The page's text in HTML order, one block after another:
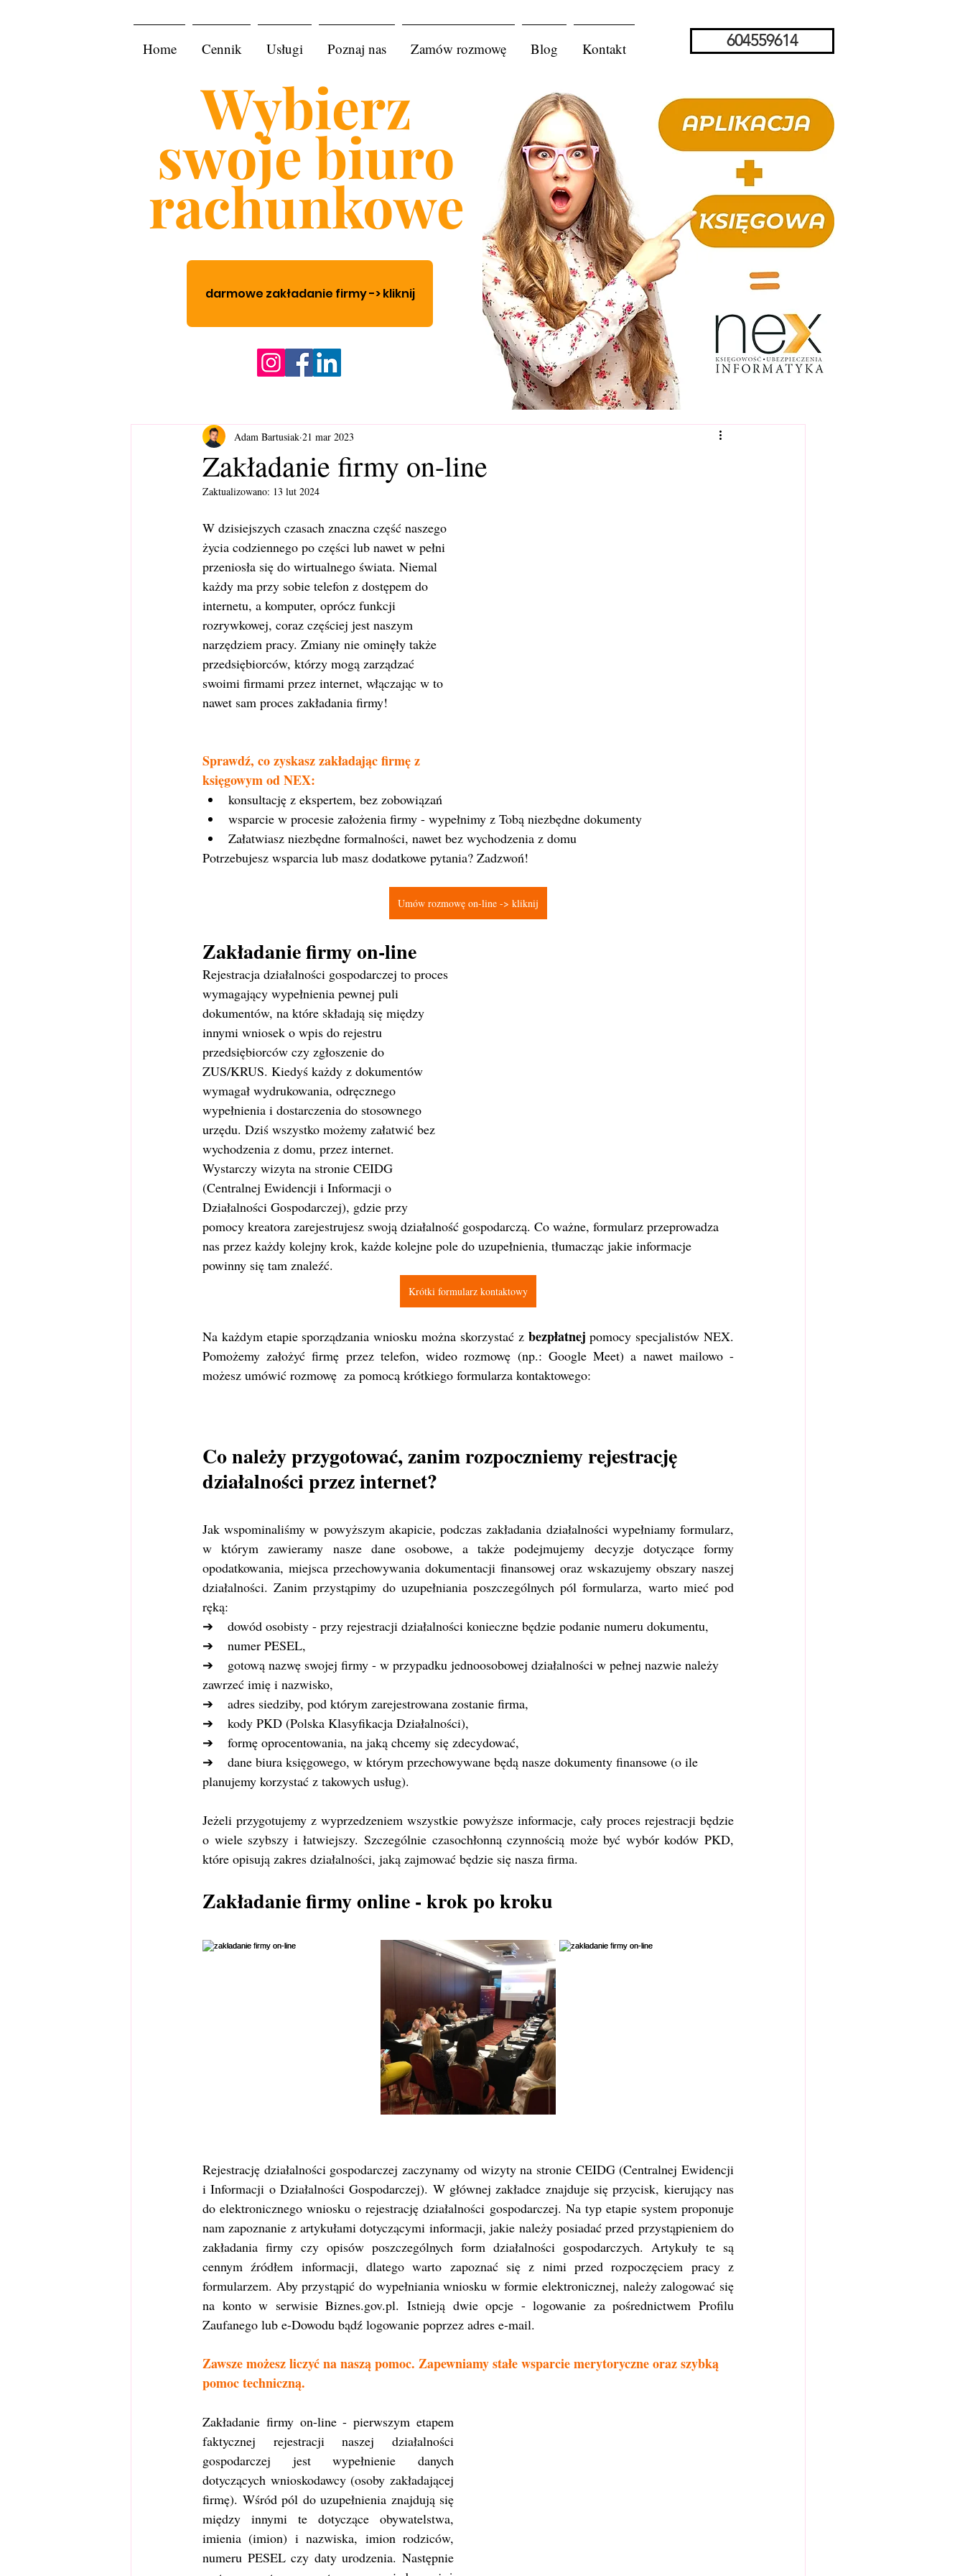
Home Cennik Usługi Poznaj nas Zamów rozmowę Blog Kontakt 604559614
Wybierz
swoje biuro
rachunkowe
darmowe zakładanie firmy -> kliknij
Zakładanie firmy on-line
Adam Bartusiak 21 mar 2023
Zaktualizowano: 13 lut 2024
W dzisiejszych czasach znaczna część naszego
życia codziennego po części lub nawet w pełni
przeniosła się do wirtualnego świata. Niemal
każdy ma przy sobie telefon z dostępem do
internetu, a komputer, oprócz funkcji
rozrywkowej, coraz częściej jest naszym
narzędziem pracy. Zmiany nie ominęły także
przedsiębiorców, którzy mogą zarządzać
swoimi firmami przez internet, włączając w to
nawet sam proces zakładania firmy!
Sprawdź, co zyskasz zakładając firmę z
księgowym od NEX:
konsultację z ekspertem, bez zobowiązań
wsparcie w procesie założenia firmy - wypełnimy z Tobą niezbędne dokumenty
Załatwiasz niezbędne formalności, nawet bez wychodzenia z domu
Potrzebujesz wsparcia lub masz dodatkowe pytania? Zadzwoń!
Umów rozmowę on-line -> kliknij
Zakładanie firmy on-line
Rejestracja działalności gospodarczej to proces
wymagający wypełnienia pewnej puli
dokumentów, na które składają się między
innymi wniosek o wpis do rejestru
przedsiębiorców czy zgłoszenie do
ZUS/KRUS. Kiedyś każdy z dokumentów
wymagał wydrukowania, odręcznego
wypełnienia i dostarczenia do stosownego
urzędu. Dziś wszystko możemy załatwić bez
wychodzenia z domu, przez internet.
Wystarczy wizyta na stronie CEIDG
(Centralnej Ewidencji i Informacji o
Działalności Gospodarczej), gdzie przy
pomocy kreatora zarejestrujesz swoją działalność gospodarczą. Co ważne, formularz przeprowadza
nas przez każdy kolejny krok, każde kolejne pole do uzupełnienia, tłumacząc jakie informacje
powinny się tam znaleźć.
Krótki formularz kontaktowy
Na każdym etapie sporządzania wniosku można skorzystać z bezpłatnej pomocy specjalistów NEX.
Pomożemy założyć firmę przez telefon, wideo rozmowę (np.: Google Meet) a nawet mailowo -
możesz umówić rozmowę  za pomocą krótkiego formularza kontaktowego:
Co należy przygotować, zanim rozpoczniemy rejestrację
działalności przez internet?
Jak wspominaliśmy w powyższym akapicie, podczas zakładania działalności wypełniamy formularz,
w którym zawieramy nasze dane osobowe, a także podejmujemy decyzje dotyczące formy
opodatkowania, miejsca przechowywania dokumentacji finansowej oraz wskazujemy obszary naszej
działalności. Zanim przystąpimy do uzupełniania poszczególnych pól formularza, warto mieć pod
ręką:
➔    dowód osobisty - przy rejestracji działalności konieczne będzie podanie numeru dokumentu,
➔    numer PESEL,
➔    gotową nazwę swojej firmy - w przypadku jednoosobowej działalności w pełnej nazwie należy
zawrzeć imię i nazwisko,
➔    adres siedziby, pod którym zarejestrowana zostanie firma,
➔    kody PKD (Polska Klasyfikacja Działalności),
➔    formę oprocentowania, na jaką chcemy się zdecydować,
➔    dane biura księgowego, w którym przechowywane będą nasze dokumenty finansowe (o ile
planujemy korzystać z takowych usług).
Jeżeli przygotujemy z wyprzedzeniem wszystkie powyższe informacje, cały proces rejestracji będzie
o wiele szybszy i łatwiejszy. Szczególnie czasochłonną czynnością może być wybór kodów PKD,
które opisują zakres działalności, jaką zajmować będzie się nasza firma.
Zakładanie firmy online - krok po kroku
Rejestrację działalności gospodarczej zaczynamy od wizyty na stronie CEIDG (Centralnej Ewidencji
i Informacji o Działalności Gospodarczej). W głównej zakładce znajduje się przycisk, kierujący nas
do elektronicznego wniosku o rejestrację działalności gospodarczej. Na typ etapie system proponuje
nam zapoznanie z artykułami dotyczącymi informacji, jakie należy posiadać przed przystąpieniem do
zakładania firmy czy opisów poszczególnych form działalności gospodarczych. Artykuły te są
cennym źródłem informacji, dlatego warto zapoznać się z nimi przed rozpoczęciem pracy z
formularzem. Aby przystąpić do wypełniania wniosku w formie elektronicznej, należy zalogować się
na konto w serwisie Biznes.gov.pl. Istnieją dwie opcje - logowanie za pośrednictwem Profilu
Zaufanego lub e-Dowodu bądź logowanie poprzez adres e-mail.
Zawsze możesz liczyć na naszą pomoc. Zapewniamy stałe wsparcie merytoryczne oraz szybką
pomoc techniczną.
Zakładanie firmy on-line - pierwszym etapem
faktycznej rejestracji naszej działalności
gospodarczej jest wypełnienie danych
dotyczących wnioskodawcy (osoby zakładającej
firmę). Wśród pól do uzupełnienia znajdują się
między innymi te dotyczące obywatelstwa,
imienia (imion) i nazwiska, imion rodziców,
numeru PESEL czy daty urodzenia. Następnie